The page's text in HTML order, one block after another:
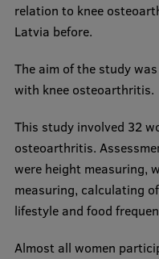
relation to knee
Latvia before.
The aim of the study
with knee osteoarthritis.
This study involved 32
osteoarthritis.
were height measuring,
measuring, calculating
lifestyle and food
Almost all women